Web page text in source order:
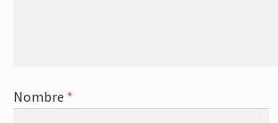
Nombre *